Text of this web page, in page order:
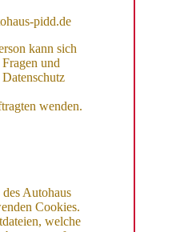
pidd.de
kann sich
und
wenden.
Autohaus
Cookies.
welche